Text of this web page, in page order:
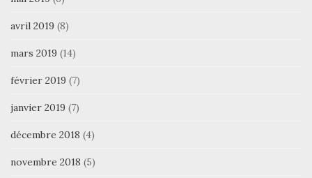
avril 2019 (8)
mars 2019 (14)
février 2019 (7)
janvier 2019 (7)
décembre 2018 (4)
novembre 2018 (5)